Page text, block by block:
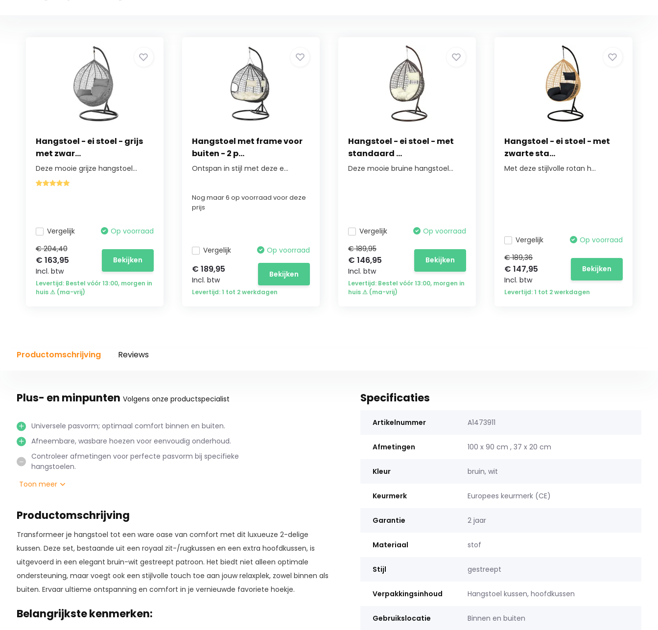
Hangstoel - ei stoel - grijs
met zwar...
Deze mooie grijze hangstoel...
Vergelijk
Op voorraad
€ 204,40
€ 163,95
Incl. btw
Bekijken
Levertijd: Bestel vóór 13:00, morgen in
huis ⚠ (ma-vrij)
Hangstoel met frame voor
buiten - 2 p...
Ontspan in stijl met deze e...
Nog maar 6 op voorraad voor deze
prijs
Vergelijk Op voorraad
€ 189,95
Incl. btw
Bekijken
Levertijd: 1 tot 2 werkdagen
Hangstoel - ei stoel - met
standaard ...
Deze mooie bruine hangstoel...
Vergelijk
Op voorraad
€ 189,95
€ 146,95
Incl. btw
Bekijken
Levertijd: Bestel vóór 13:00, morgen in
huis ⚠ (ma-vrij)
Hangstoel - ei stoel - met
zwarte sta...
Met deze stijlvolle rotan h...
Vergelijk
Op voorraad
€ 189,36
€ 147,95
Incl. btw
Bekijken
Levertijd: 1 tot 2 werkdagen
Productomschrijving Reviews
Plus- en minpunten Volgens onze productspecialist
Universele pasvorm; optimaal comfort binnen en buiten.
Afneembare, wasbare hoezen voor eenvoudig onderhoud.
Controleer afmetingen voor perfecte pasvorm bij specifieke
hangstoelen.
Toon meer
Productomschrijving
Transformeer je hangstoel tot een ware oase van comfort met dit luxueuze 2-delige
kussen. Deze set, bestaande uit een royaal zit-/rugkussen en een extra hoofdkussen, is
uitgevoerd in een elegant bruin-wit gestreept patroon. Het biedt niet alleen optimale
ondersteuning, maar voegt ook een stijlvolle touch toe aan jouw relaxplek, zowel binnen als
buiten. Ervaar ultieme ontspanning en comfort in je vernieuwde favoriete hoekje.
Belangrijkste kenmerken:
Specificaties
Artikelnummer A1473911
Afmetingen 100 x 90 cm , 37 x 20 cm
Kleur bruin, wit
Keurmerk Europees keurmerk (CE)
Garantie 2 jaar
Materiaal stof
Stijl gestreept
Verpakkingsinhoud Hangstoel kussen, hoofdkussen
Gebruikslocatie Binnen en buiten